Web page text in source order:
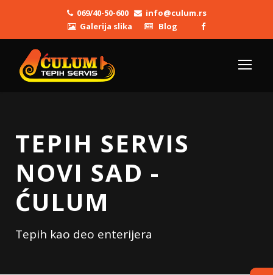
069/40-50-600
info@culum.rs
Galerija slika
Blog
TEPIH SERVIS
NOVI SAD -
ĆULUM
Tepih kao deo enterijera